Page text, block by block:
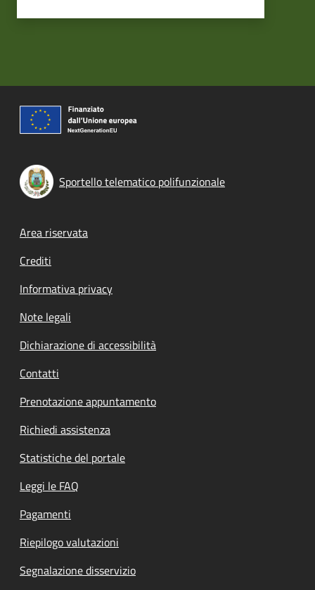
Sportello telematico polifunzionale
Footer menu
Area riservata
Crediti
Informativa privacy
Note legali
Dichiarazione di accessibilità
Contatti
Prenotazione appuntamento
Richiedi assistenza
Statistiche del portale
Leggi le FAQ
Pagamenti
Riepilogo valutazioni
Segnalazione disservizio